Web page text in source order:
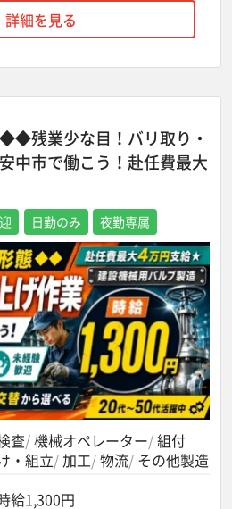
詳細を見る
残業少な目！バリ取り・
中市で働こう！赴任費最大
日勤のみ 夜勤専属
査 機械オペレーター 組付
・組立 加工 物流 その他製造
給1,300円